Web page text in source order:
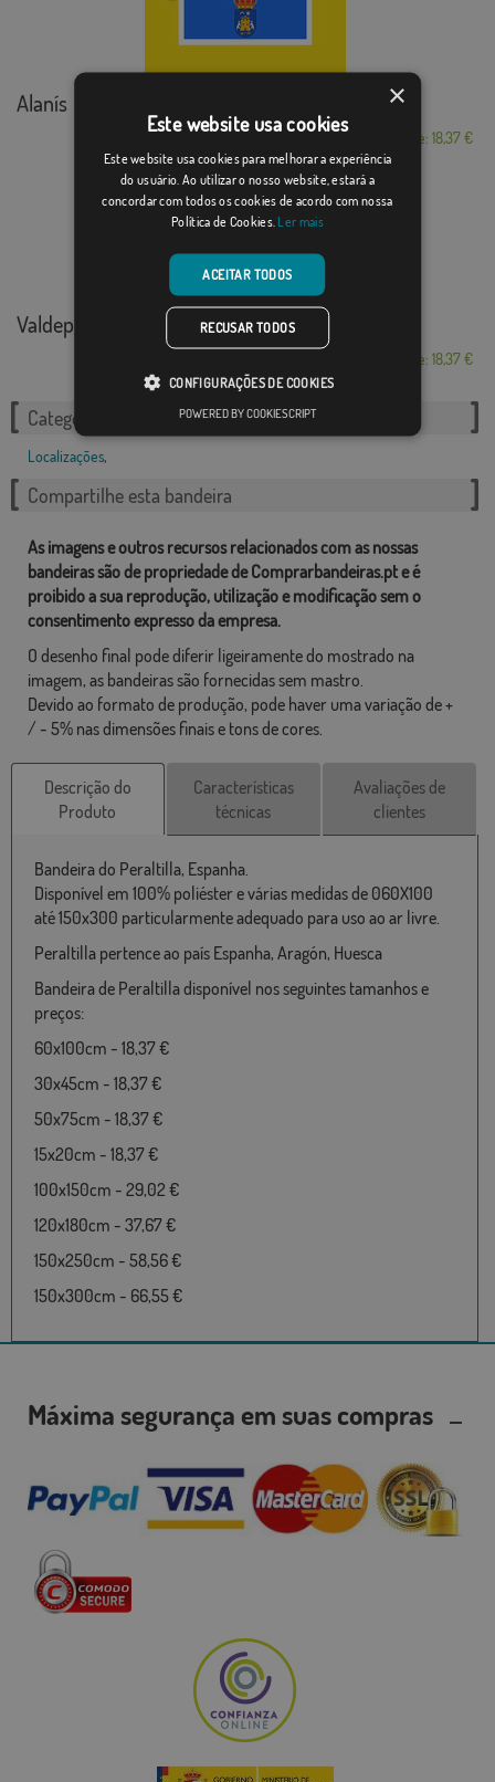
Alanís
Desde: 18,37 €
Valdepiélago
Desde: 18,37 €
Categorias relacionadas:
Localizações,
Compartilhe esta bandeira
As imagens e outros recursos relacionados com as nossas
bandeiras são de propriedade de Comprarbandeiras.pt e é
proibido a sua reprodução, utilização e modificação sem o
consentimento expresso da empresa.
O desenho final pode diferir ligeiramente do mostrado na
imagem, as bandeiras são fornecidas sem mastro.
Devido ao formato de produção, pode haver uma variação de +
/ - 5% nas dimensões finais e tons de cores.
Descrição do
Produto
Características
técnicas
Avaliações de
clientes
Bandeira do Peraltilla, Espanha.
Disponível em 100% poliéster e várias medidas de 060X100
até 150x300 particularmente adequado para uso ao ar livre.
Peraltilla pertence ao país Espanha, Aragón, Huesca
Bandeira de Peraltilla disponível nos seguintes tamanhos e
preços:
60x100cm - 18,37 €
30x45cm - 18,37 €
50x75cm - 18,37 €
15x20cm - 18,37 €
100x150cm - 29,02 €
120x180cm - 37,67 €
150x250cm - 58,56 €
150x300cm - 66,55 €
Máxima segurança em suas compras
×
Este website usa cookies
Este website usa cookies para melhorar a experiência
do usuário. Ao utilizar o nosso website, estará a
concordar com todos os cookies de acordo com nossa
Política de Cookies. Ler mais
ACEITAR TODOS
RECUSAR TODOS
CONFIGURAÇÕES DE COOKIES
POWERED BY COOKIESCRIPT